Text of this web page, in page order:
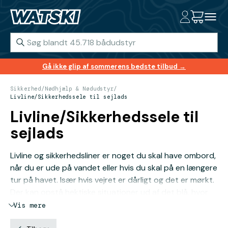
Gå ikke glip af sommerens bedste tilbud →
Sikkerhed /Nødhjælp & Nødudstyr/
Livline/Sikkerhedssele til sejlads
Livline/Sikkerhedssele til
sejlads
Livline og sikkerhedsliner er noget du skal have ombord,
når du er ude på vandet eller hvis du skal på en længere
tur på havet. Især hvis vejret er dårligt og det er mørkt.
en livline kan være lige netop détte.
Både voksne og børn, erfarne og uerfarne sejlere kan
Vis mere